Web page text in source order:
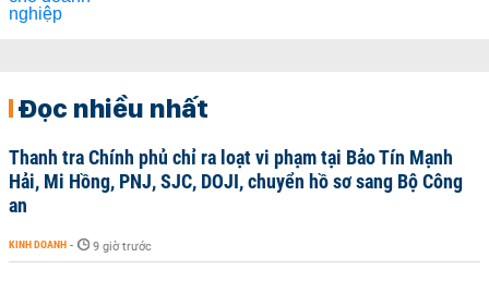
Đọc nhiều nhất
Thanh tra Chính phủ chỉ ra loạt vi phạm tại Bảo Tín Mạnh
Hải, Mi Hồng, PNJ, SJC, DOJI, chuyển hồ sơ sang Bộ Công
an
KINH DOANH - 9 giờ trước